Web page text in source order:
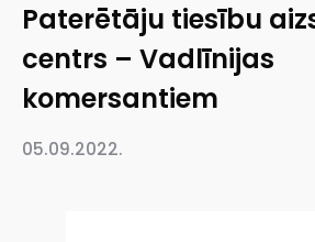
Paterētāju tiesību
centrs – Vadlīnijas
komersantiem
05.09.2022.